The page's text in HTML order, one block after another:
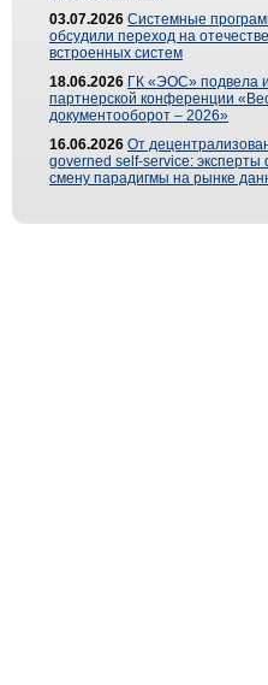
03.07.2026 Системные
обсудили переход на
встроенных систем
18.06.2026 ГК «ЭОС» подвела
партнерской конференции
документооборот – 2026»
16.06.2026 От
governed self-service: эксперты
смену парадигмы на рынке